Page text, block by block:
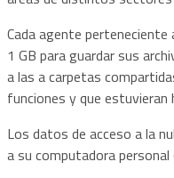
Cada agente perteneciente
1 GB para guardar sus
a las a carpetas
funciones y que estuvieran
Los datos de acceso a la
a su computadora